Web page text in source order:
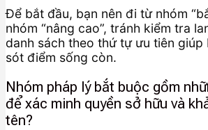
Để bắt đầu, bạn nên đi từ nhóm
nhóm “nâng cao”, tránh kiểm tra
danh sách theo thứ tự ưu tiên giúp
sót điểm sống còn.
Nhóm pháp lý bắt buộc gồm
để xác minh quyền sở hữu và
tên?